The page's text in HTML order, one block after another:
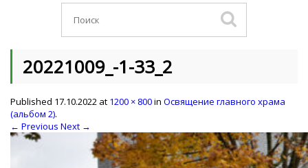
20221009_-1-33_2
Published 17.10.2022 at 1200 × 800in Освящение главного храма
(альбом 2).
← Previous Next →